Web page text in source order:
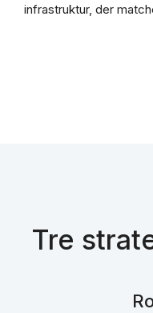
infrastruktur, der
Tre